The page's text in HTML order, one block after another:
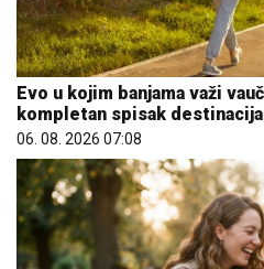
Evo u kojim banjama važi
kompletan spisak
06. 08. 2026 07:08